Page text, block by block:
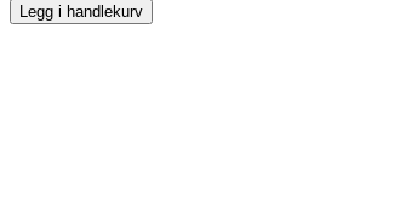
Legg i handlekurv